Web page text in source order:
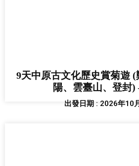
9天中原古文化歷史賞菊遊
陽、雲臺山、登封)
出發日期 : 2026年10